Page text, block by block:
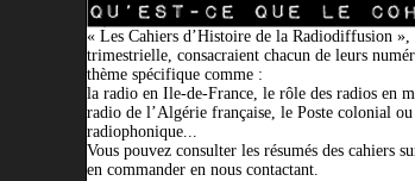
« Les Cahiers d’Histoire de la Radiodiffusion »,
trimestrielle, consacraient chacun de leurs
thème spécifique comme :
la radio en Ile-de-France, le rôle des radios en
radio de l’Algérie française, le Poste colonial ou
radiophonique...
Vous pouvez consulter les résumés des cahiers
en commander en nous contactant.